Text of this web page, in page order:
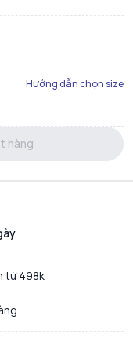
Hướng dẫn chọn size
hàng
từ 498k